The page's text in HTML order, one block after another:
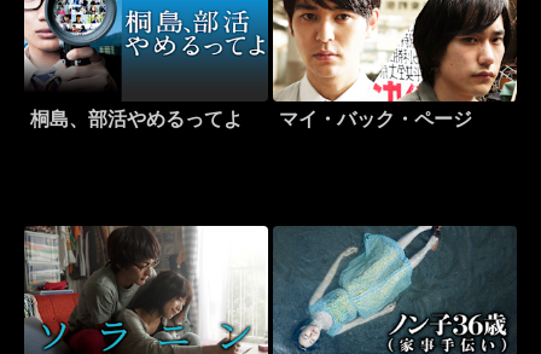
桐島、部活やめるってよ マイ・バック・ページ